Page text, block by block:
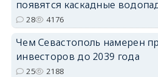
появятся каскадные
28 4176
Чем Севастополь намерен
инвесторов до 2039 года
25 2188